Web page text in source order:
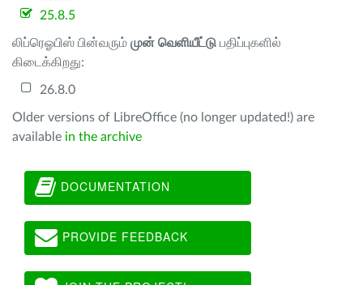
25.8.5
லிப்ரெஓபிஸ் பின்வரும் முன் வெளியீட்டு பதிப்புகளில்
கிடைக்கிறது:
26.8.0
Older versions of LibreOffice (no longer updated!) are
available in the archive
DOCUMENTATION
PROVIDE FEEDBACK